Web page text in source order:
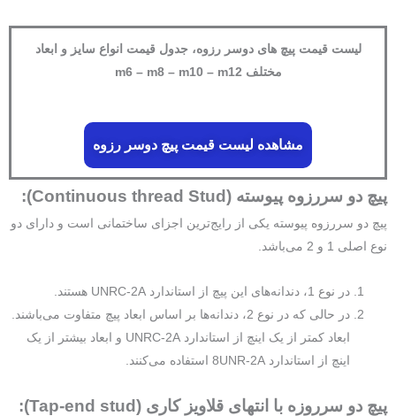
لیست قیمت پیچ های دوسر رزوه، جدول قیمت انواع سایز و ابعاد
مختلف m6 – m8 – m10 – m12
مشاهده لیست قیمت پیچ دوسر رزوه
پیچ دو سررزوه پیوسته (Continuous thread Stud):
پیچ دو سررزوه پیوسته یکی از رایج‌ترین اجزای ساختمانی است و دارای دو
نوع اصلی 1 و 2 می‌باشد.
در نوع 1، دندانه‌های این پیچ از استاندارد UNRC-2A هستند.
در حالی که در نوع 2، دندانه‌ها بر اساس ابعاد پیچ متفاوت می‌باشند.
ابعاد کمتر از یک اینچ از استاندارد UNRC-2A و ابعاد بیشتر از یک
اینچ از استاندارد 8UNR-2A استفاده می‌کنند.
پیچ دو سرروزه با انتهای قلاویز کاری (Tap-end stud):